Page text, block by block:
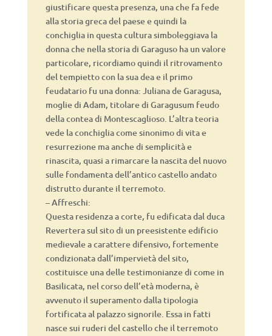
giustificare questa presenza, una che fa fede
alla storia greca del paese e quindi la
conchiglia in questa cultura simboleggiava la
donna che nella storia di Garaguso ha un valore
particolare, ricordiamo quindi il ritrovamento
del tempietto con la sua dea e il primo
feudatario fu una donna: Juliana de Garagusa,
moglie di Adam, titolare di Garagusum feudo
della contea di Montescaglioso. L’altra teoria
vede la conchiglia come sinonimo di vita e
resurrezione ma anche di semplicità e
rinascita, quasi a rimarcare la nascita del nuovo
sulle fondamenta dell’antico castello andato
distrutto durante il terremoto.
– Affreschi:
Questa residenza a corte, fu edificata dal duca
Revertera sul sito di un preesistente edificio
medievale a carattere difensivo, fortemente
condizionata dall’impervietà del sito,
costituisce una delle testimonianze di come in
Basilicata, nel corso dell’età moderna, è
avvenuto il superamento dalla tipologia
fortificata al palazzo signorile. Essa in fatti
nasce sui ruderi del castello che il terremoto